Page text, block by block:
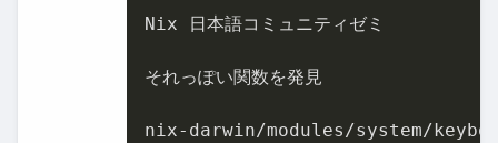
Nix 日本語コミュニティゼミ
それっぽい関数を発見
nix-darwin/modules/system/